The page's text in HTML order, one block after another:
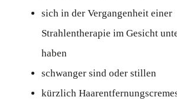
sich in der Vergangenheit einer
Strahlentherapie im Gesicht
haben
schwanger sind oder stillen
kürzlich